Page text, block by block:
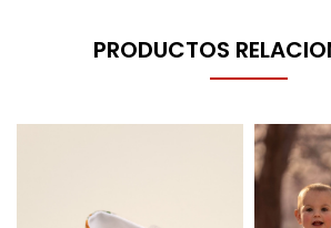
PRODUCTOS